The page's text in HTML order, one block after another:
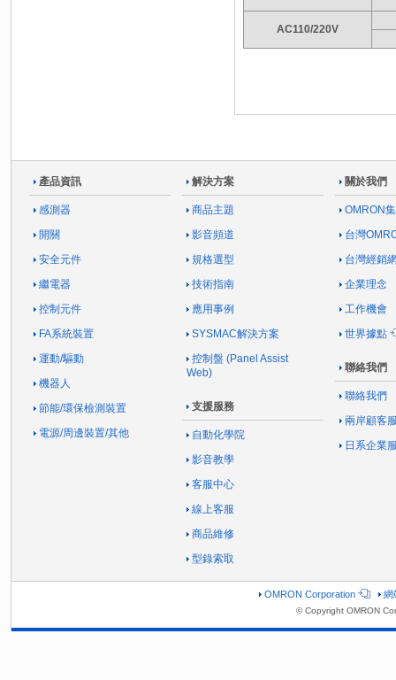
AC110/220V
產品資訊
感測器
開關
安全元件
繼電器
控制元件
FA系統裝置
運動/驅動
機器人
節能/環保檢測裝置
電源/周邊裝置/其他
解決方案
商品主題
影音頻道
規格選型
技術指南
應用事例
SYSMAC解決方案
控制盤 (Panel Assist
Web)
支援服務
自動化學院
影音教學
客服中心
線上客服
商品維修
型錄索取
關於我們
OMRON
台灣
台灣經銷
企業理念
工作機會
世界據點
聯絡我們
聯絡我們
兩岸顧客
日系企業
OMRON Corporation 網
© Copyright OMRON